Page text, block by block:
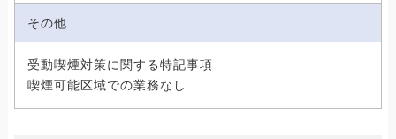
その他
受動喫煙対策に関する特記事項
喫煙可能区域での業務なし